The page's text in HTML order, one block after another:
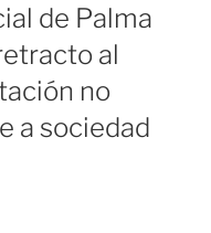
de Palma
al
no
a sociedad